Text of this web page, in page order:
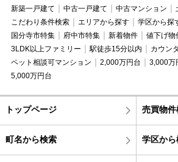
新築一戸建て 中古一戸建て 中古マンション
こだわり条件検索
エリアから探す 学区から探
国分寺市特集
府中市特集 新着物件
値下げ物
3LDK以上ファミリー
駅徒歩15分以内
カウン
ペット相談可マンション
2,000万円台 3,000万
5,000万円台
トップページ 売買物件
町名から検索 学区から